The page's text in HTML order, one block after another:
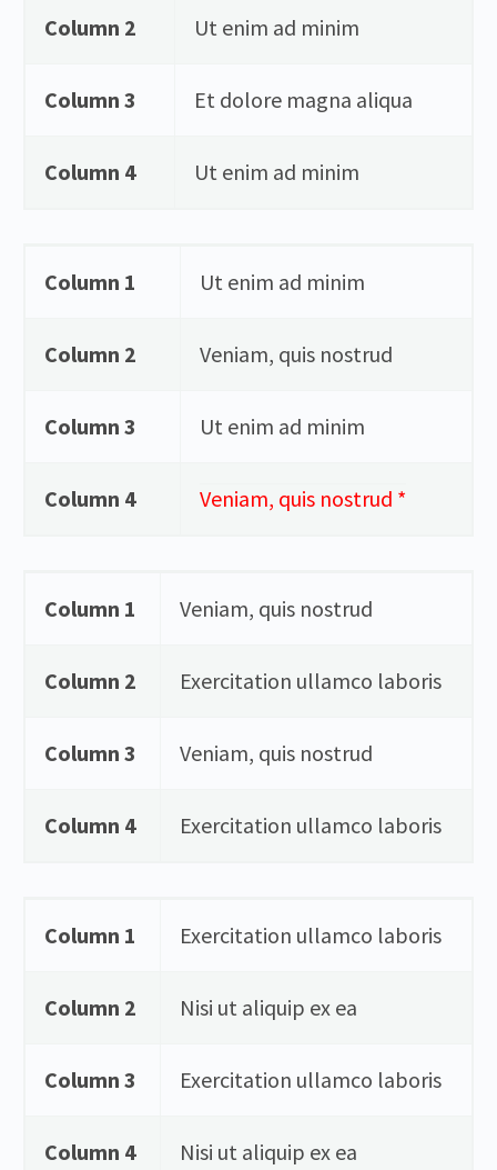
Column 2 Ut enim ad minim
Column 3 Et dolore magna aliqua
Column 4 Ut enim ad minim
Column 1 Ut enim ad minim
Column 2 Veniam, quis nostrud
Column 3 Ut enim ad minim
Column 4 Veniam, quis nostrud *
Column 1 Veniam, quis nostrud
Column 2 Exercitation ullamco laboris
Column 3 Veniam, quis nostrud
Column 4 Exercitation ullamco laboris
Column 1 Exercitation ullamco laboris
Column 2 Nisi ut aliquip ex ea
Column 3 Exercitation ullamco laboris
Column 4 Nisi ut aliquip ex ea